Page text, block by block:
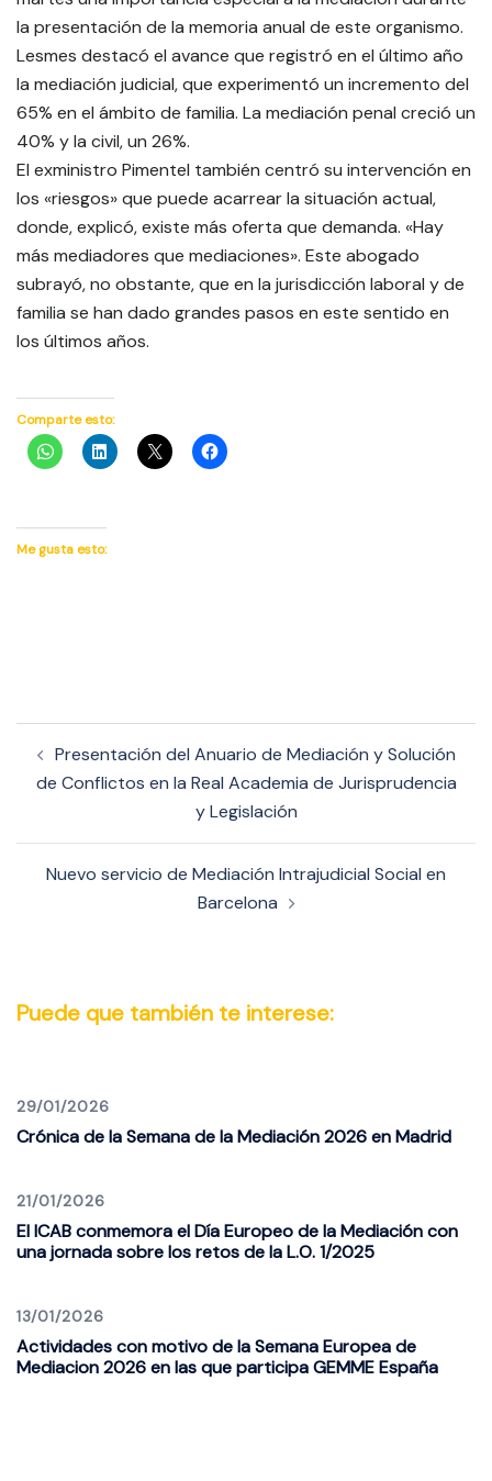
la presentación de la memoria anual de este organismo.
Lesmes destacó el avance que registró en el último año
la mediación judicial, que experimentó un incremento del
65% en el ámbito de familia. La mediación penal creció un
40% y la civil, un 26%.
El exministro Pimentel también centró su intervención en
los «riesgos» que puede acarrear la situación actual,
donde, explicó, existe más oferta que demanda. «Hay
más mediadores que mediaciones». Este abogado
subrayó, no obstante, que en la jurisdicción laboral y de
familia se han dado grandes pasos en este sentido en
los últimos años.
Comparte esto:
Me gusta esto:
de
entradas
Presentación del Anuario de Mediación y Solución
de Conflictos en la Real Academia de Jurisprudencia
y Legislación
Nuevo servicio de Mediación Intrajudicial Social en
Barcelona
Puede que también te interese:
29/01/2026
Crónica de la Semana de la Mediación 2026 en Madrid
21/01/2026
El ICAB conmemora el Día Europeo de la Mediación con
una jornada sobre los retos de la L.O. 1/2025
13/01/2026
Actividades con motivo de la Semana Europea de
Mediacion 2026 en las que participa GEMME España